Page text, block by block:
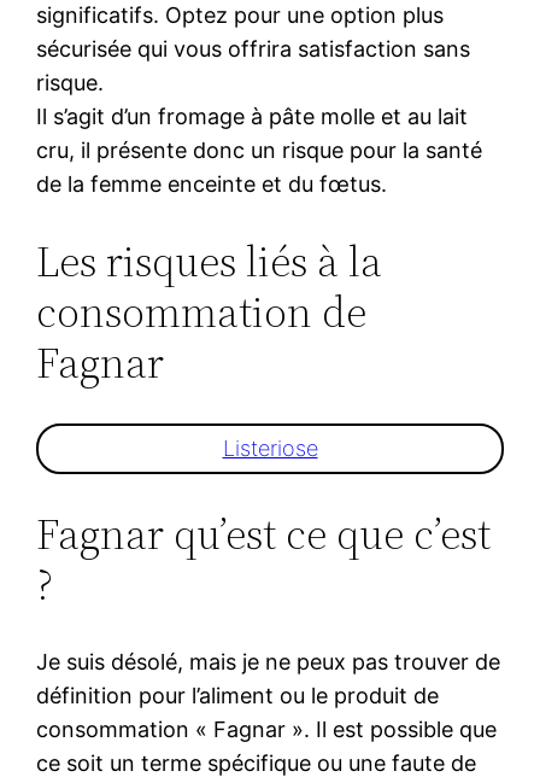
significatifs. Optez pour une option plus
sécurisée qui vous offrira satisfaction sans
risque.
Il s’agit d’un fromage à pâte molle et au lait
cru, il présente donc un risque pour la santé
de la femme enceinte et du fœtus.
Les risques liés à la
consommation de
Fagnar
Listeriose
Fagnar qu’est ce que c’est
?
Je suis désolé, mais je ne peux pas trouver de
définition pour l’aliment ou le produit de
consommation « Fagnar ». Il est possible que
ce soit un terme spécifique ou une faute de